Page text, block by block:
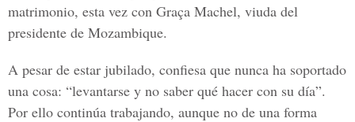
matrimonio, esta vez con Graça Machel, viuda del
presidente de Mozambique.
A pesar de estar jubilado, confiesa que nunca ha soportado
una cosa: “levantarse y no saber qué hacer con su día”.
Por ello continúa trabajando, aunque no de una forma